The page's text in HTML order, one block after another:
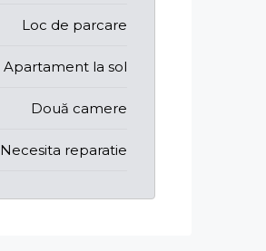
Loc de parcare
Apartament la sol
Două camere
Necesita reparatie